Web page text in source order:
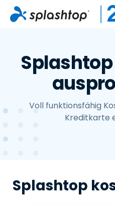
Voll funktionsfähig
Kreditkarte
Splashtop